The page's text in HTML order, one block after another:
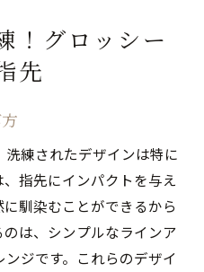
！グロッシー
先
練されたデザインは特に
指先にインパクトを与え
馴染むことができるから
は、シンプルなラインア
ジです。これらのデザイ